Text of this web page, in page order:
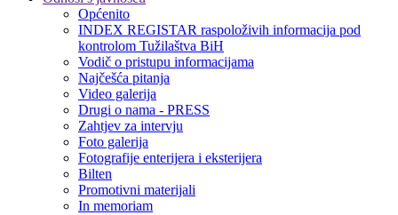
Općenito
INDEX REGISTAR raspoloživih informacija pod
kontrolom Tužilaštva BiH
Vodič o pristupu informacijama
Najčešća pitanja
Video galerija
Drugi o nama - PRESS
Zahtjev za intervju
Foto galerija
Fotografije enterijera i eksterijera
Bilten
Promotivni materijali
In memoriam